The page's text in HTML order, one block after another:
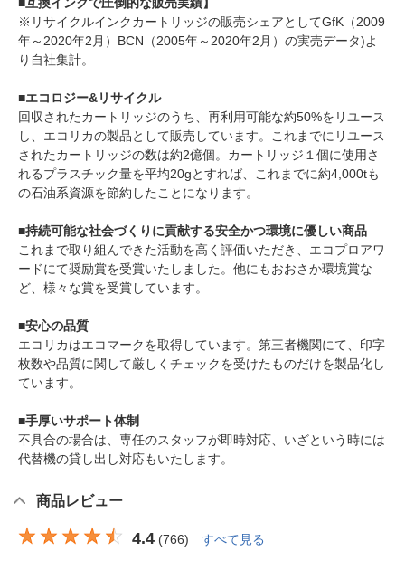
■互換インクで圧倒的な販売実績】
※リサイクルインクカートリッジの販売シェアとしてGfK（2009
年～2020年2月）BCN（2005年～2020年2月）の実売データ)よ
り自社集計。
■エコロジー&リサイクル
回収されたカートリッジのうち、再利用可能な約50%をリユース
し、エコリカの製品として販売しています。これまでにリユース
されたカートリッジの数は約2億個。カートリッジ１個に使用さ
れるプラスチック量を平均20gとすれば、これまでに約4,000tも
の石油系資源を節約したことになります。
■持続可能な社会づくりに貢献する安全かつ環境に優しい商品
これまで取り組んできた活動を高く評価いただき、エコプロアワ
ードにて奨励賞を受賞いたしました。他にもおおさか環境賞な
ど、様々な賞を受賞しています。
■安心の品質
エコリカはエコマークを取得しています。第三者機関にて、印字
枚数や品質に関して厳しくチェックを受けたものだけを製品化し
ています。
■手厚いサポート体制
不具合の場合は、専任のスタッフが即時対応、いざという時には
代替機の貸し出し対応もいたします。
商品レビュー
4.4 (766) すべて見る